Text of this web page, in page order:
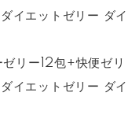
エットゼリー ダイ
リー12包+快便ゼリ
エットゼリー ダイ